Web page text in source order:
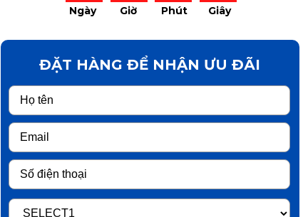
Ngày Giờ Phút Giây
ĐẶT HÀNG ĐỂ NHẬN ƯU ĐÃI